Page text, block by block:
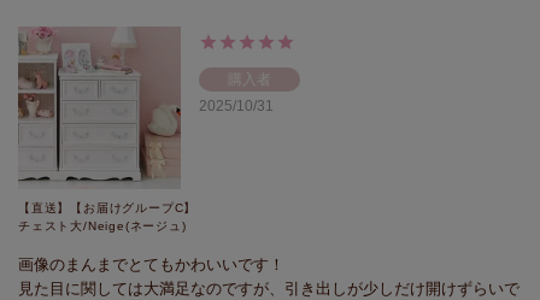
【直送】【お届けグループC】
チェスト大/Neige(ネージュ)
購入者
2025/10/31
画像のまんまでとてもかわいいです！
見た目に関しては大満足なのですが、引き出しが少しだけ開けずらいで